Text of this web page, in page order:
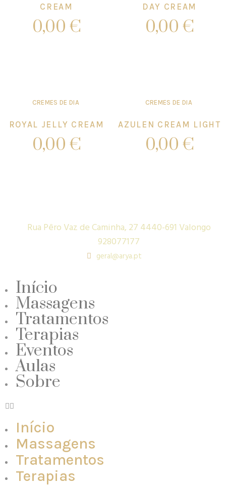
CREAM
0,00 €
DAY CREAM
0,00 €
CREMES DE DIA
ROYAL JELLY CREAM
0,00 €
CREMES DE DIA
AZULEN CREAM LIGHT
0,00 €
Rua Pêro Vaz de Caminha, 27 4440-691 Valongo
928077177
geral@arya.pt
Início
Massagens
Tratamentos
Terapias
Eventos
Aulas
Sobre
Início
Massagens
Tratamentos
Terapias